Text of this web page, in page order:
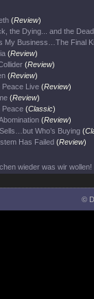
(Review)
the Dying... and the
My Business…The Final
(Review)
(Review)
(Review)
Peace Live (Review)
(Review)
Peace (Classic)
(Review)
Who’s Buying (
Has Failed (Review)
wieder was wir wollen!
©